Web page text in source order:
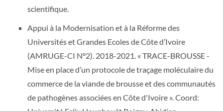
scientifique.
Appui à la Modernisation et à la Réforme des
Universités et Grandes Ecoles de Côte d’Ivoire
(AMRUGE-CI N°2). 2018-2021. « TRACE-BROUSSE -
Mise en place d’un protocole de traçage moléculaire du
commerce de la viande de brousse et des communautés
de pathogènes associées en Côte d'Ivoire ». Coord: